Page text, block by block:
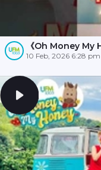
《Oh Money My
10 Feb, 2026 6:28 pm